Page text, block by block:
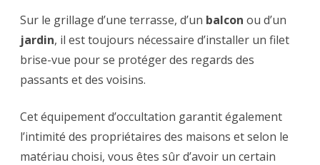
Sur le grillage d’une terrasse, d’un balcon ou d’un
jardin, il est toujours nécessaire d’installer un filet
brise-vue pour se protéger des regards des
passants et des voisins.
Cet équipement d’occultation garantit également
l’intimité des propriétaires des maisons et selon le
matériau choisi, vous êtes sûr d’avoir un certain